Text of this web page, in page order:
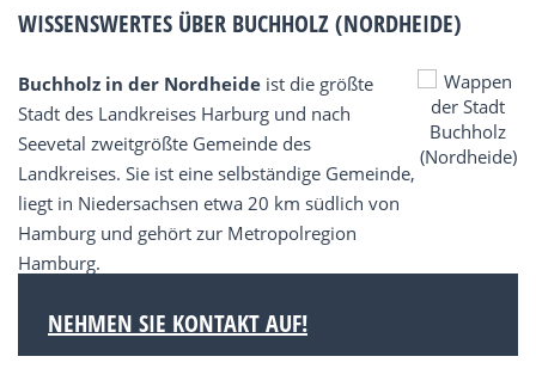
WISSENSWERTES ÜBER BUCHHOLZ (NORDHEIDE)
Buchholz in der Nordheide ist die größte
Stadt des Landkreises Harburg und nach
Seevetal zweitgrößte Gemeinde des
Landkreises. Sie ist eine selbständige Gemeinde,
liegt in Niedersachsen etwa 20 km südlich von
Hamburg und gehört zur Metropolregion
Hamburg.
NEHMEN SIE KONTAKT AUF!